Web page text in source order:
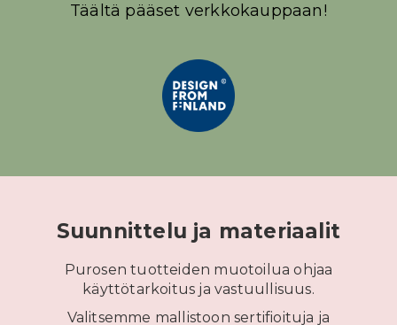
Täältä pääset verkkokauppaan!
Suunnittelu ja materiaalit
Purosen tuotteiden muotoilua ohjaa
käyttötarkoitus ja vastuullisuus.
Valitsemme mallistoon sertifioituja ja